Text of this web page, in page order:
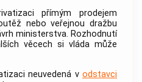
přímým prodejem
nebo veřejnou dražbu
ministerstva. Rozhodnutí
věcech si vláda může
neuvedená v odstavci